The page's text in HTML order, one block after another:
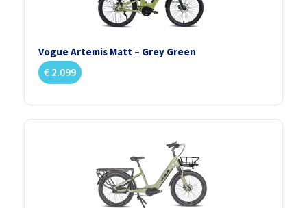
Vogue Artemis Matt – Grey Green
€ 2.099